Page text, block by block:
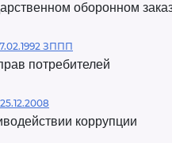
оборонном
ЗППП
потребителей
коррупции